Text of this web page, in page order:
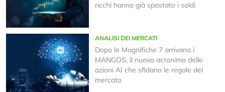
ricchi hanno già spostato i soldi
ANALISI DEI MERCATI
Dopo le Magnifiche 7 arrivano i
MANGOS, il nuovo acronimo delle
azioni AI che sfidano le regole del
mercato